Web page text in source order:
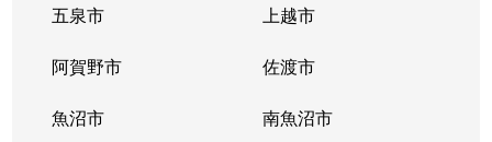
五泉市 上越市
阿賀野市 佐渡市
魚沼市 南魚沼市